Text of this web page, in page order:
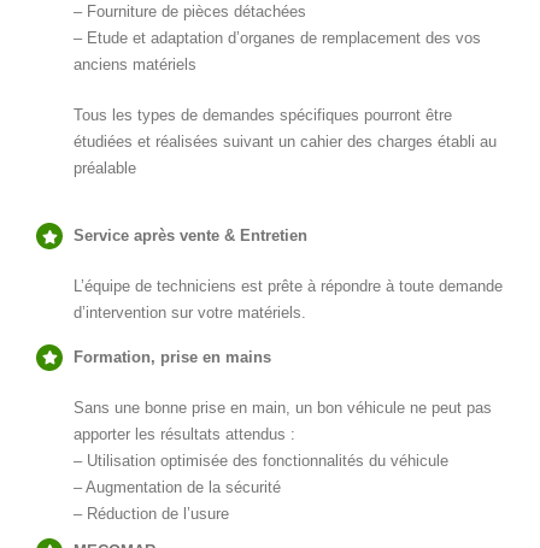
– Fourniture de pièces détachées
– Etude et adaptation d’organes de remplacement des vos
anciens matériels
Tous les types de demandes spécifiques pourront être
étudiées et réalisées suivant un cahier des charges établi au
préalable
Service après vente & Entretien
L’équipe de techniciens est prête à répondre à toute demande
d’intervention sur votre matériels.
Formation, prise en mains
Sans une bonne prise en main, un bon véhicule ne peut pas
apporter les résultats attendus :
– Utilisation optimisée des fonctionnalités du véhicule
– Augmentation de la sécurité
– Réduction de l’usure